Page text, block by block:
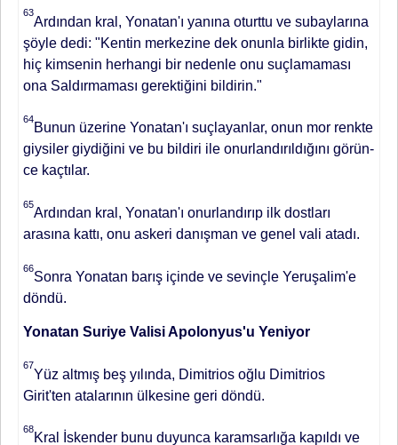
63
Ardından kral, Yonatan'ı yanına oturttu ve subaylarına
şöyle dedi: "Kentin merkezine dek onunla birlikte gidin,
hiç kimsenin herhangi bir nedenle onu suçlamaması
ona Sal­dırmaması gerektiğini bildirin."
64
Bunun üzerine Yonatan'ı suçlayanlar, onun mor renkte
giysiler giydiğini ve bu bildiri ile onurlandırıldığını görün­
ce kaçtılar.
65
Ardından kral, Yonatan'ı onurlandırıp ilk dostları
arasına kattı, onu askeri danışman ve genel vali atadı.
66
Sonra Yonatan barış içinde ve sevinçle Yeruşalim'e
döndü.
Yonatan Suriye Valisi Apolonyus'u Yeniyor
67
Yüz altmış beş yılında, Dimit­rios oğlu Dimitrios
Girit'ten ataları­nın ülkesine geri döndü.
68
Kral İsken­der bunu duyunca karamsarlığa kapıl­dı ve